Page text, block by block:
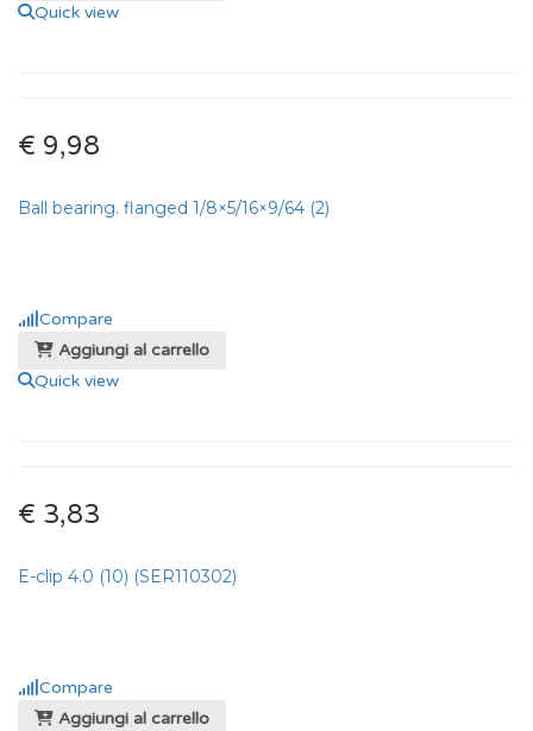
Quick view
€ 9,98
Ball bearing. flanged 1/8×5/16×9/64 (2)
Compare
Aggiungi al carrello
Quick view
€ 3,83
E-clip 4.0 (10) (SER110302)
Compare
Aggiungi al carrello